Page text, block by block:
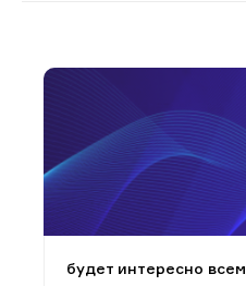
будет интересно всем